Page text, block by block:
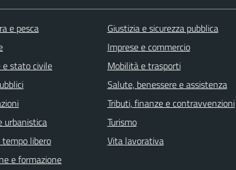
e pesca
e stato civile
urbanistica
libero
e formazione
Giustizia e sicurezza pubblica
Imprese e commercio
Mobilità e trasporti
Salute, benessere e assistenza
Tributi, finanze e contravvenzioni
Turismo
Vita lavorativa